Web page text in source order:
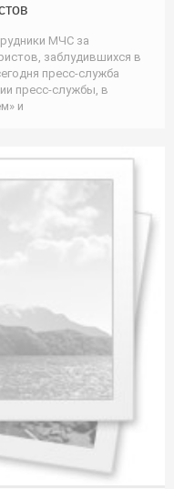
МЧС за
заблудившихся в
пресс-служба
пресс-службы, в
и